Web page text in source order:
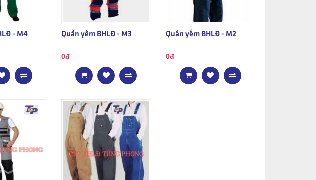
- M4 Quần yếm BHLĐ - M3
0đ
Quần yếm BHLĐ - M2
0đ